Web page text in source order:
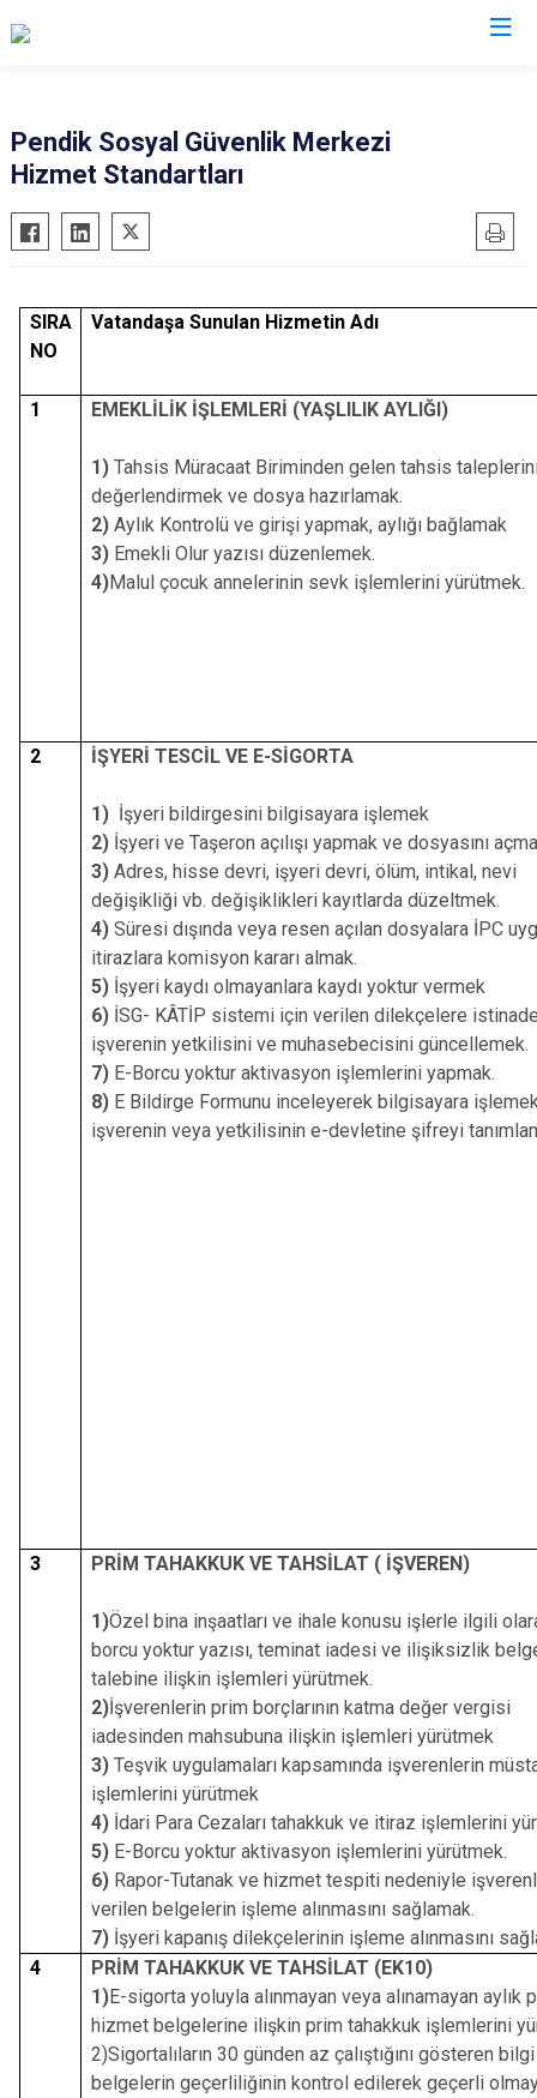
Adalar
Avcılar
Bakırköy
Beşiktaş
Büyükçekmece
Fatih
Küçükçekmece
Pendik
Sarıyer
Şile
Ataşehir
Beylikdüzü
Çekmeköy
Esenyurt
Sancaktepe
Pendik Sosyal Güvenlik Merkezi
Hizmet Standartları
SIRA
NO
Vatandaşa Sunulan Hizmetin Adı
1 EMEKLİLİK İŞLEMLERİ (YAŞLILIK AYLIĞI)
1) Tahsis Müracaat Biriminden gelen tahsis
değerlendirmek ve dosya hazırlamak.
2)Aylık Kontrolü ve girişi yapmak, aylığı bağlamak
3)Emekli Olur yazısı düzenlemek.
4)Malul çocuk annelerinin sevk işlemlerini yürütmek.
2 İŞYERİ TESCİL VE E-SİGORTA
1) İşyeri bildirgesini bilgisayara işlemek
2)İşyeri ve Taşeron açılışı yapmak ve dosyasını
3) Adres, hisse devri, işyeri devri, ölüm, intikal, nevi
değişikliği vb. değişiklikleri kayıtlarda düzeltmek.
4)Süresi dışında veya resen açılan dosyalara İPC
itirazlara komisyon kararı almak.
5)İşyeri kaydı olmayanlara kaydı yoktur vermek
6)İSG- KÂTİP sistemi için verilen dilekçelere
işverenin yetkilisini ve muhasebecisini güncellemek.
7)E-Borcu yoktur aktivasyon işlemlerini yapmak.
8)E Bildirge Formunu inceleyerek bilgisayara
işverenin veya yetkilisinin e-devletine şifreyi
3 PRİM TAHAKKUK VE TAHSİLAT ( İŞVEREN)
1)Özel bina inşaatları ve ihale konusu işlerle ilgili
borcu yoktur yazısı, teminat iadesi ve ilişiksizlik
talebine ilişkin işlemleri yürütmek.
2)İşverenlerin prim borçlarının katma değer vergisi
iadesinden mahsubuna ilişkin işlemleri yürütmek
3)Teşvik uygulamaları kapsamında işverenlerin
işlemlerini yürütmek
4)İdari Para Cezaları tahakkuk ve itiraz işlemlerini
5)E-Borcu yoktur aktivasyon işlemlerini yürütmek.
6)Rapor-Tutanak ve hizmet tespiti nedeniyle
verilen belgelerin işleme alınmasını sağlamak.
7)İşyeri kapanış dilekçelerinin işleme alınmasını
4
PRİM TAHAKKUK VE TAHSİLAT (EK10)
1)E-sigorta yoluyla alınmayan veya alınamayan aylık
hizmet belgelerine ilişkin prim tahakkuk işlemlerini
2)Sigortalıların 30 günden az çalıştığını gösteren
belgelerin geçerliliğinin kontrol edilerek geçerli